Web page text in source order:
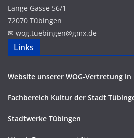
Lange Gasse 56/1
72070 Tübingen
✉ wog.tuebingen@gmx.de
Links
Website unserer WOG-Vertretung in
Fachbereich Kultur der Stadt
Stadtwerke Tübingen